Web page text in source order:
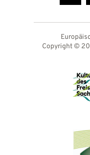
Copyright ©